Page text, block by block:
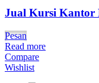
Jual Kursi Kantor
Pesan
Read more
Compare
Wishlist